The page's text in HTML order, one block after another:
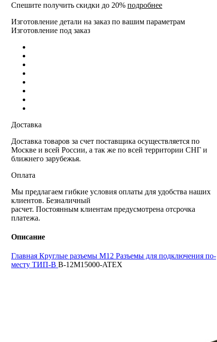
Спешите получить скидки до 20% подробнее
Изготовление детали на заказ по вашим параметрам
Изготовление под заказ
Доставка
Доставка товаров за счет поставщика осуществляется по
Москве и всей России, а так же по всей территории СНГ и
ближнего зарубежья.
Оплата
Мы предлагаем гибкие условия оплаты для удобства наших
клиентов. Безналичный
расчет. Постоянным клиентам предусмотрена отсрочка
платежа.
Описание
Главная Круглые разъемы M12 Разъемы для подключения по-
месту ТИП-В B-12M15000-ATEX